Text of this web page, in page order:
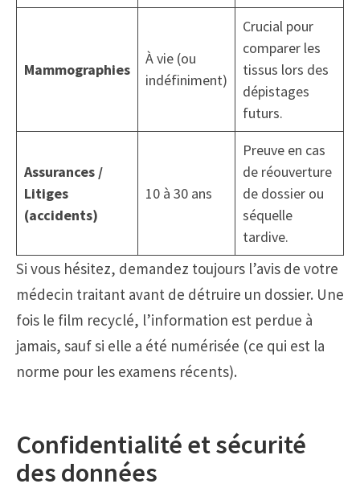
Mammographies
À vie (ou
indéfiniment)
Crucial pour
comparer les
tissus lors des
dépistages
futurs.
Assurances /
Litiges
(accidents)
10 à 30 ans
Preuve en cas
de réouverture
de dossier ou
séquelle
tardive.
Si vous hésitez, demandez toujours l’avis de votre
médecin traitant avant de détruire un dossier. Une
fois le film recyclé, l’information est perdue à
jamais, sauf si elle a été numérisée (ce qui est la
norme pour les examens récents).
Confidentialité et sécurité
des données